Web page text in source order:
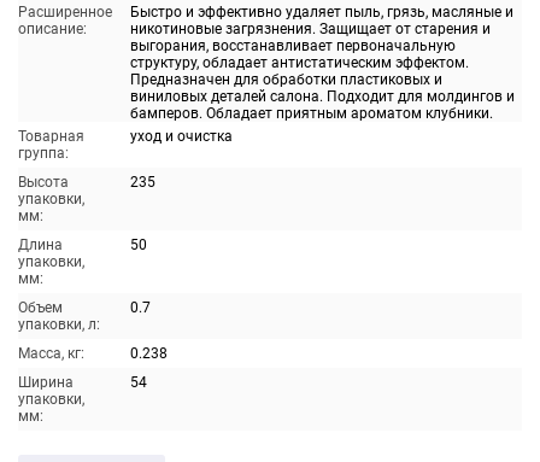
Расширенное
описание:
Быстро и эффективно удаляет пыль, грязь, масляные и
никотиновые загрязнения. Защищает от старения и
выгорания, восстанавливает первоначальную
структуру, обладает антистатическим эффектом.
Предназначен для обработки пластиковых и
виниловых деталей салона. Подходит для молдингов и
бамперов. Обладает приятным ароматом клубники.
Товарная
группа:
уход и очистка
Высота
упаковки,
мм:
235
Длина
упаковки,
мм:
50
Объем
упаковки, л:
0.7
Масса, кг:
0.238
Ширина
упаковки,
мм:
54